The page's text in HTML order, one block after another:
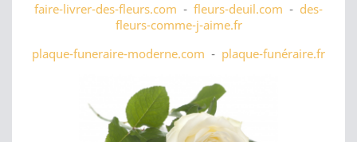
faire-livrer-des-fleurs.com - fleurs-deuil.com - des-
fleurs-comme-j-aime.fr
plaque-funeraire-moderne.com - plaque-funéraire.fr